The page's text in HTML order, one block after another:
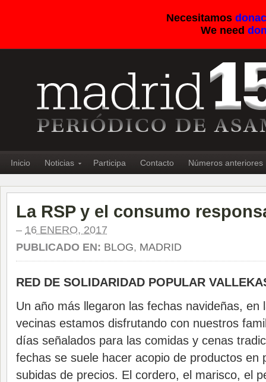
Necesitamos
We need
Inicio Noticias Participa Contacto Números anteriores
La RSP y el consumo
– 16 ENERO, 2017
PUBLICADO EN: BLOG, MADRID
RED DE SOLIDARIDAD POPULAR
Un año más llegaron las fechas navideñas, en
vecinas estamos disfrutando con nuestros
días señalados para las comidas y cenas
fechas se suele hacer acopio de productos en
subidas de precios. El cordero, el marisco, el